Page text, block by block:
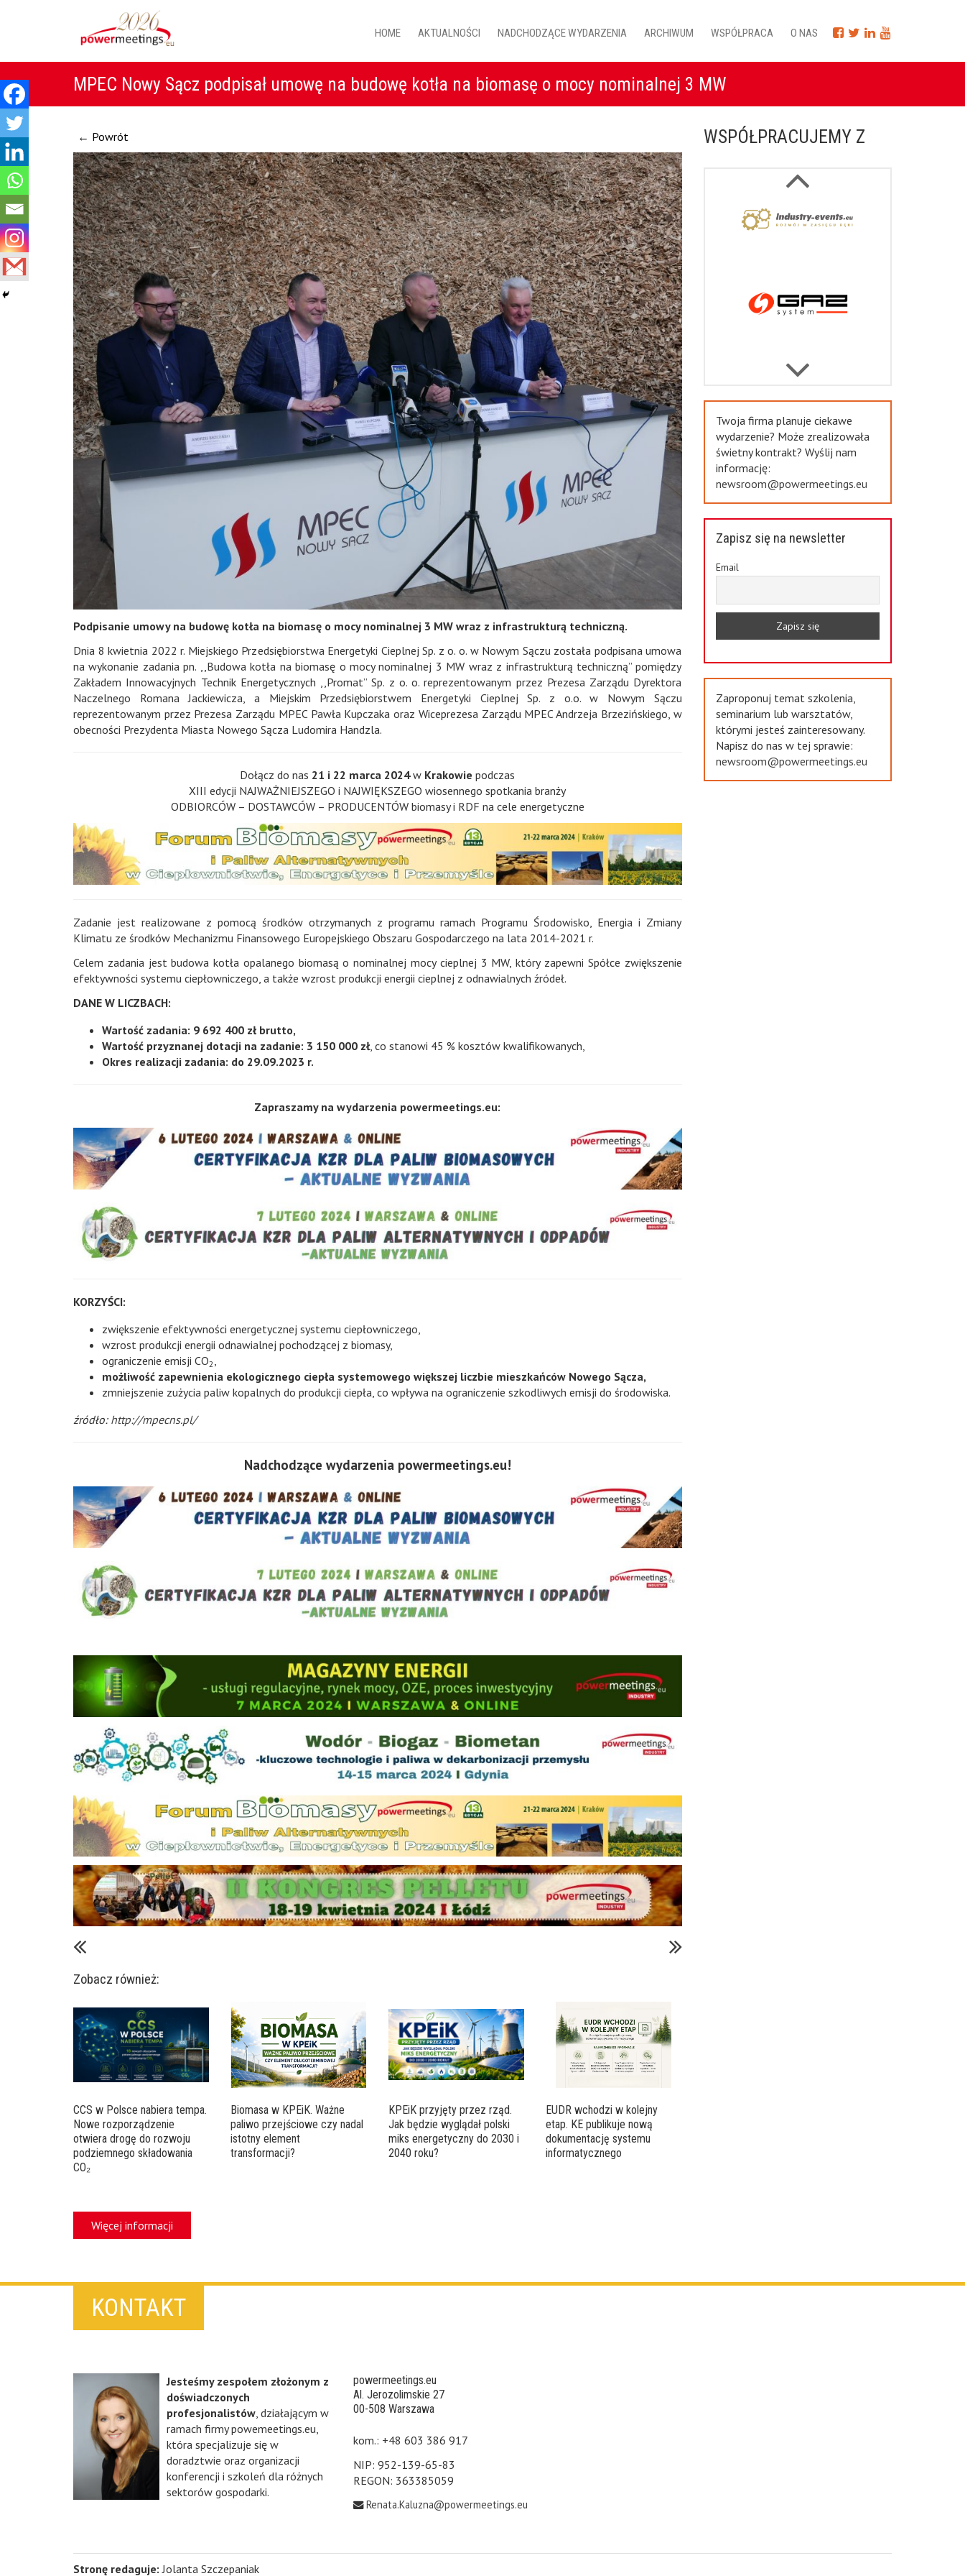
HOME AKTUALNOŚCI NADCHODZĄCE WYDARZENIA ARCHIWUM WSPÓŁPRACA O NAS
MPEC Nowy Sącz podpisał umowę na budowę kotła na biomasę o mocy nominalnej 3 MW
← Powrót
Podpisanie umowy na budowę kotła na biomasę o mocy nominalnej 3 MW wraz z infrastrukturą techniczną.
Dnia 8 kwietnia 2022 r. Miejskiego Przedsiębiorstwa Energetyki Cieplnej Sp. z o. o. w Nowym Sączu została podpisana umowa
na wykonanie zadania pn. ,,Budowa kotła na biomasę o mocy nominalnej 3 MW wraz z infrastrukturą techniczną” pomiędzy
Zakładem Innowacyjnych Technik Energetycznych ,,Promat” Sp. z o. o. reprezentowanym przez Prezesa Zarządu Dyrektora
Naczelnego Romana Jackiewicza, a Miejskim Przedsiębiorstwem Energetyki Cieplnej Sp. z o.o. w Nowym Sączu
reprezentowanym przez Prezesa Zarządu MPEC Pawła Kupczaka oraz Wiceprezesa Zarządu MPEC Andrzeja Brzezińskiego, w
obecności Prezydenta Miasta Nowego Sącza Ludomira Handzla.
Dołącz do nas 21 i 22 marca 2024w Krakowie podczas
XIII edycji NAJWAŻNIEJSZEGO i NAJWIĘKSZEGO wiosennego spotkania branży
ODBIORCÓW – DOSTAWCÓW – PRODUCENTÓW biomasy i RDF na cele energetyczne
Zadanie jest realizowane z pomocą środków otrzymanych z programu ramach Programu Środowisko, Energia i Zmiany
Klimatu ze środków Mechanizmu Finansowego Europejskiego Obszaru Gospodarczego na lata 2014-2021 r.
Celem zadania jest budowa kotła opalanego biomasą o nominalnej mocy cieplnej 3 MW, który zapewni Spółce zwiększenie
efektywności systemu ciepłowniczego, a także wzrost produkcji energii cieplnej z odnawialnych źródeł.
DANE W LICZBACH:
Wartość zadania: 9 692 400 zł brutto,
Wartość przyznanej dotacji na zadanie: 3 150 000 zł , co stanowi 45 % kosztów kwalifikowanych,
Okres realizacji zadania: do 29.09.2023 r.
Zapraszamy na wydarzenia powermeetings.eu:
KORZYŚCI:
zwiększenie efektywności energetycznej systemu ciepłowniczego,
wzrost produkcji energii odnawialnej pochodzącej z biomasy,
ograniczenie emisji CO2
możliwość zapewnienia ekologicznego ciepła systemowego większej liczbie mieszkańców Nowego Sącza,
zmniejszenie zużycia paliw kopalnych do produkcji ciepła, co wpływa na ograniczenie szkodliwych emisji do środowiska.
źródło:http://mpecns.pl/
Nadchodzące wydarzenia powermeetings.eu!
Zobacz również:
CCS w Polsce nabiera tempa.
Nowe rozporządzenie
otwiera drogę do rozwoju
podziemnego składowania
CO₂
Biomasa w KPEiK. Ważne
paliwo przejściowe czy nadal
istotny element
transformacji?
KPEiK przyjęty przez rząd.
Jak będzie wyglądał polski
miks energetyczny do 2030 i
2040 roku?
EUDR wchodzi w kolejny
etap. KE publikuje nową
dokumentację systemu
informatycznego
Więcej informacji
WSPÓŁPRACUJEMY Z
Twoja firma planuje ciekawe
wydarzenie? Może zrealizowała
świetny kontrakt? Wyślij nam
informację:
newsroom@powermeetings.eu
Zapisz się na newsletter
Email
Zaproponuj temat szkolenia,
seminarium lub warsztatów,
którymi jesteś zainteresowany.
Napisz do nas w tej sprawie:
newsroom@powermeetings.eu
KONTAKT
Jesteśmy zespołem złożonym z
doświadczonych
profesjonalistów, działającym w
ramach firmy powemeetings.eu,
która specjalizuje się w
doradztwie oraz organizacji
konferencji i szkoleń dla różnych
sektorów gospodarki.
powermeetings.eu
Al. Jerozolimskie 27
00-508 Warszawa
kom.: +48 603 386 917
NIP: 952-139-65-83
REGON: 363385059
Renata.Kaluzna@powermeetings.eu
Stronę redaguje: Jolanta Szczepaniak